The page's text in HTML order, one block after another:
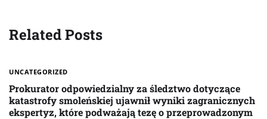
Related Posts
UNCATEGORIZED
Prokurator odpowiedzialny za śledztwo dotyczące
katastrofy smoleńskiej ujawnił wyniki zagranicznych
ekspertyz, które podważają tezę o przeprowadzonym